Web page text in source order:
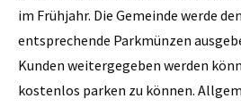
im Frühjahr. Die Gemeinde werde
entsprechende Parkmünzen
Kunden weitergegeben werden
kostenlos parken zu können.